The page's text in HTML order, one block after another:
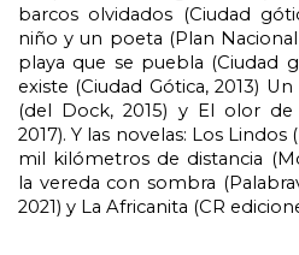
barcos olvidados (Ciudad
niño y un poeta (Plan
playa que se puebla (Ciudad
existe (Ciudad Gótica, 2013)
(del Dock, 2015) y El olor de
2017). Y las novelas: Los
mil kilómetros de distancia
la vereda con sombra
2021) y La Africanita (CR